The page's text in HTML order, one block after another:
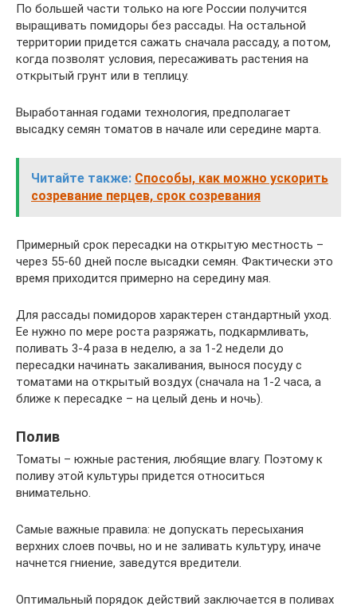
По большей части только на юге России получится
выращивать помидоры без рассады. На остальной
территории придется сажать сначала рассаду, а потом,
когда позволят условия, пересаживать растения на
открытый грунт или в теплицу.
Выработанная годами технология, предполагает
высадку семян томатов в начале или середине марта.
Читайте также: Способы, как можно ускорить
созревание перцев, срок созревания
Примерный срок пересадки на открытую местность –
через 55-60 дней после высадки семян. Фактически это
время приходится примерно на середину мая.
Для рассады помидоров характерен стандартный уход.
Ее нужно по мере роста разряжать, подкармливать,
поливать 3-4 раза в неделю, а за 1-2 недели до
пересадки начинать закаливания, вынося посуду с
томатами на открытый воздух (сначала на 1-2 часа, а
ближе к пересадке – на целый день и ночь).
Полив
Томаты – южные растения, любящие влагу. Поэтому к
поливу этой культуры придется относиться
внимательно.
Самые важные правила: не допускать пересыхания
верхних слоев почвы, но и не заливать культуру, иначе
начнется гниение, заведутся вредители.
Оптимальный порядок действий заключается в поливах